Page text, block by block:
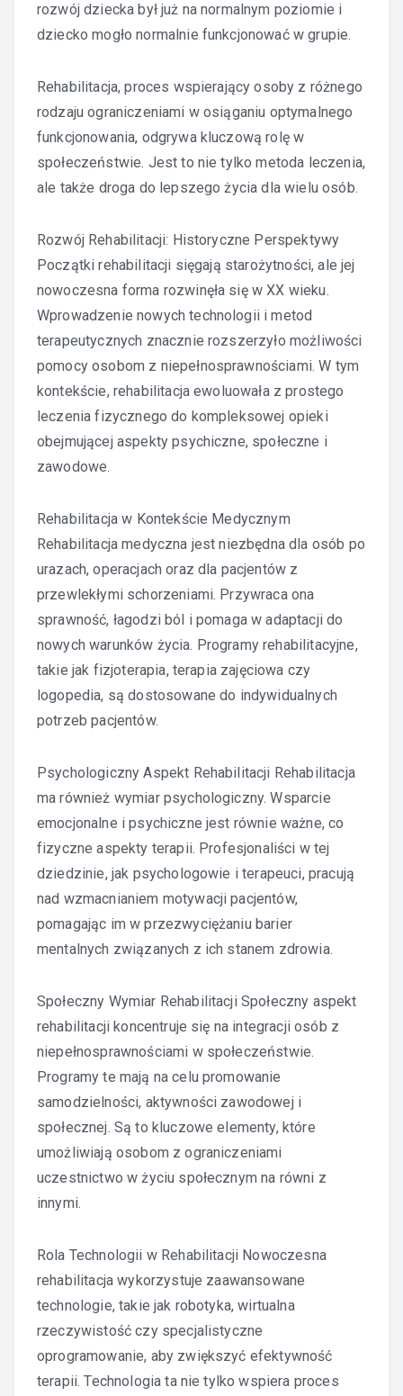
rozwój dziecka był już na normalnym poziomie i
dziecko mogło normalnie funkcjonować w grupie.
Rehabilitacja, proces wspierający osoby z różnego
rodzaju ograniczeniami w osiąganiu optymalnego
funkcjonowania, odgrywa kluczową rolę w
społeczeństwie. Jest to nie tylko metoda leczenia,
ale także droga do lepszego życia dla wielu osób.
Rozwój Rehabilitacji: Historyczne Perspektywy
Początki rehabilitacji sięgają starożytności, ale jej
nowoczesna forma rozwinęła się w XX wieku.
Wprowadzenie nowych technologii i metod
terapeutycznych znacznie rozszerzyło możliwości
pomocy osobom z niepełnosprawnościami. W tym
kontekście, rehabilitacja ewoluowała z prostego
leczenia fizycznego do kompleksowej opieki
obejmującej aspekty psychiczne, społeczne i
zawodowe.
Rehabilitacja w Kontekście Medycznym
Rehabilitacja medyczna jest niezbędna dla osób po
urazach, operacjach oraz dla pacjentów z
przewlekłymi schorzeniami. Przywraca ona
sprawność, łagodzi ból i pomaga w adaptacji do
nowych warunków życia. Programy rehabilitacyjne,
takie jak fizjoterapia, terapia zajęciowa czy
logopedia, są dostosowane do indywidualnych
potrzeb pacjentów.
Psychologiczny Aspekt Rehabilitacji Rehabilitacja
ma również wymiar psychologiczny. Wsparcie
emocjonalne i psychiczne jest równie ważne, co
fizyczne aspekty terapii. Profesjonaliści w tej
dziedzinie, jak psychologowie i terapeuci, pracują
nad wzmacnianiem motywacji pacjentów,
pomagając im w przezwyciężaniu barier
mentalnych związanych z ich stanem zdrowia.
Społeczny Wymiar Rehabilitacji Społeczny aspekt
rehabilitacji koncentruje się na integracji osób z
niepełnosprawnościami w społeczeństwie.
Programy te mają na celu promowanie
samodzielności, aktywności zawodowej i
społecznej. Są to kluczowe elementy, które
umożliwiają osobom z ograniczeniami
uczestnictwo w życiu społecznym na równi z
innymi.
Rola Technologii w Rehabilitacji Nowoczesna
rehabilitacja wykorzystuje zaawansowane
technologie, takie jak robotyka, wirtualna
rzeczywistość czy specjalistyczne
oprogramowanie, aby zwiększyć efektywność
terapii. Technologia ta nie tylko wspiera proces